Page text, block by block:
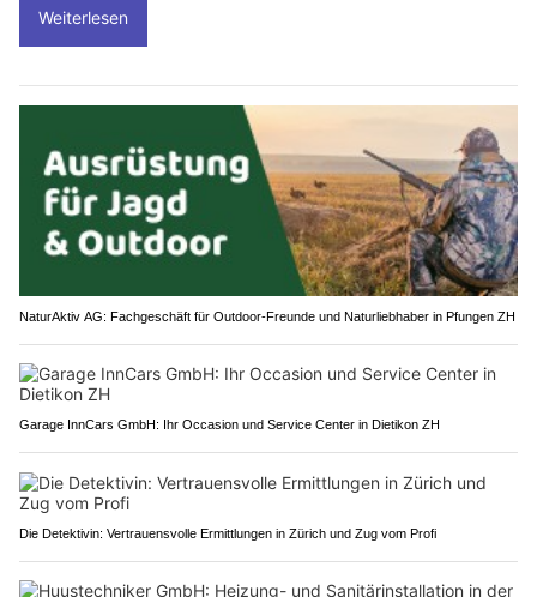
Weiterlesen
NaturAktiv AG: Fachgeschäft für Outdoor-Freunde und Naturliebhaber in Pfungen ZH
Garage InnCars GmbH: Ihr Occasion und Service Center in Dietikon ZH
Die Detektivin: Vertrauensvolle Ermittlungen in Zürich und Zug vom Profi